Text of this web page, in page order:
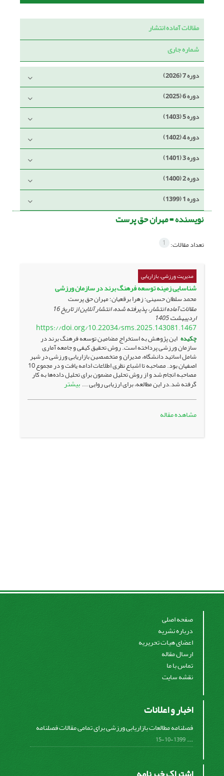
مقالات آماده انتشار
شماره جاری
دوره 7 (2026)
دوره 6 (2025)
دوره 5 (1403)
دوره 4 (1402)
دوره 3 (1401)
دوره 2 (1400)
دوره 1 (1399)
نویسنده =مهران حق پرست
تعداد مقالات: 1
مدیریت ورزشی، بازاریابی
شناسایی زمینه توسعه ‌فرهنگ ‌برند ‌‌در سازمان ورزشی
محمد سلطان حسینی؛ زهرا برقعیان؛ مهران حق پرست
مقالات آماده انتشار، پذیرفته شده، انتشار آنلاین از تاریخ16
اردیبهشت 1405
https://doi.org/10.22034/sms.2025.143081.1467
چکیده این پژوهش به استخراج مضامین توسعه فرهنگ برند در
سازمان ورزشی پرداخته است. روش تحقیق کیفی و جامعه آماری
شامل اساتید دانشگاه، مدیران و متخصصین بازاریابی ورزشی در شهر
اصفهان بود. مصاحبه تا اشباع نظری اطلاعات ادامه یافت و در مجموع 10
مصاحبه انجام شد و از روش تحلیل مضمون برای تحلیل داده‌ها به کار
گرفته شد.در این مطالعه، برای ارزیابی روایی ... بیشتر
مشاهده مقاله
صفحه اصلی
درباره نشریه
اعضای هیات تحریریه
ارسال مقاله
تماس با ما
نقشه سایت
اخبار و اعلانات
فصلنامه مطالعات بازاریابی ورزشی برای تمامی مقالات فصلنامه
...
1399-10-15